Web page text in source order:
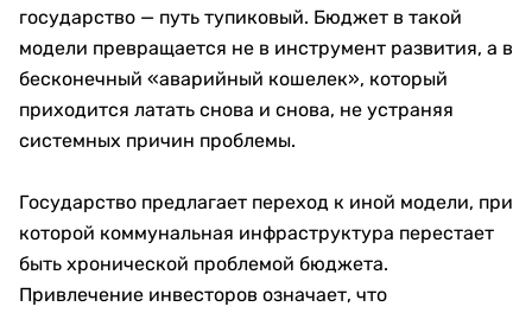
государство — путь тупиковый. Бюджет в такой
модели превращается не в инструмент развития, а в
бесконечный «аварийный кошелек», который
приходится латать снова и снова, не устраняя
системных причин проблемы.
Государство предлагает переход к иной модели, при
которой коммунальная инфраструктура перестает
быть хронической проблемой бюджета.
Привлечение инвесторов означает, что